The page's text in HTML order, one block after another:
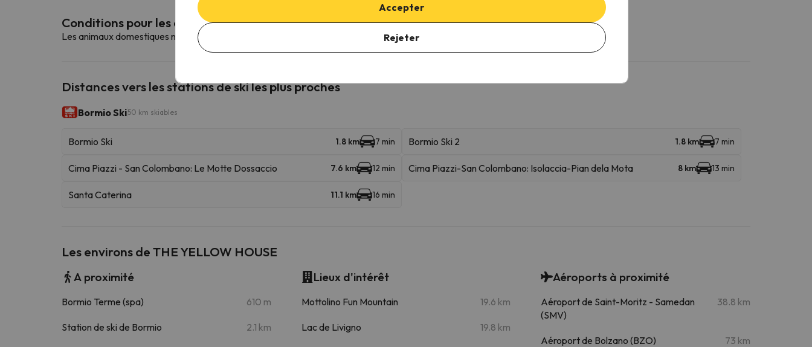
Conditions pour les animaux de compagnie
Les animaux domestiques ne sont pas autorisés dans ce logement.
Distances vers les stations de ski les plus proches
Bormio Ski50 km skiables
Bormio Ski 1.8 km 7 min Bormio Ski 2 1.8 km 7 min
Cima Piazzi - San Colombano: Le Motte Dossaccio 7.6 km 12 min Cima Piazzi-San Colombano: Isolaccia-Pian dela Mota 8 km 13 min
Santa Caterina 11.1 km 16 min
Les environs de THE YELLOW HOUSE
A proximité
Bormio Terme (spa) 610 m
Station de ski de Bormio 2.1 km
Lieux d'intérêt
Mottolino Fun Mountain 19.6 km
Lac de Livigno 19.8 km
Aéroports à proximité
Aéroport de Saint-Moritz - Samedan
(SMV)
38.8 km
Aéroport de Bolzano (BZO) 73 km
Accepter
Rejeter